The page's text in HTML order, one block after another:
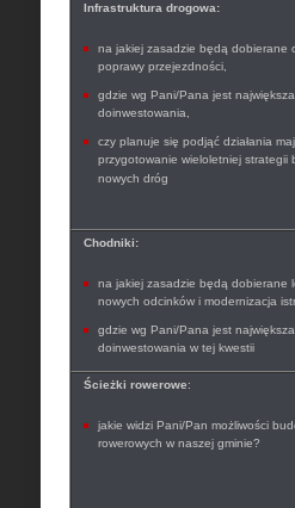
Infrastruktura drogowa:
na jakiej zasadzie będą dobierane
poprawy przejezdności,
gdzie wg Pani/Pana jest
doinwestowania,
czy planuje się podjąć działania
przygotowanie wieloletniej strategii
nowych dróg
Chodniki:
na jakiej zasadzie będą dobierane
nowych odcinków i modernizacja
gdzie wg Pani/Pana jest
doinwestowania w tej kwestii
Ścieżki rowerowe:
jakie widzi Pani/Pan możliwości
rowerowych w naszej gminie?